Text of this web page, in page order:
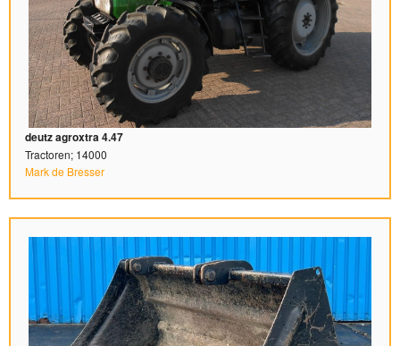
deutz agroxtra 4.47
Tractoren; 14000
Mark de Bresser